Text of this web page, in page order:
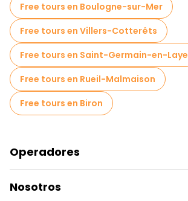
Free tours en Boulogne-sur-Mer
Free tours en Villers-Cotterêts
Free tours en Saint-Germain-en-Laye
Free tours en Rueil-Malmaison
Free tours en Biron
Operadores
Acceder Como Proveedor
Nosotros